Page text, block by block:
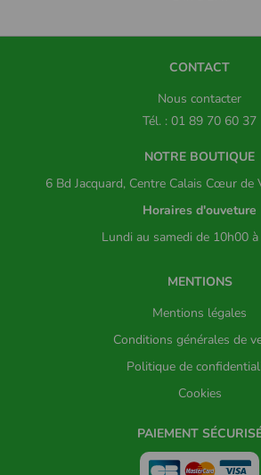
CONTACT
Nous contacter
Tél. : 01 89 70 60 37
NOTRE BOUTIQUE
6 Bd Jacquard, Centre Calais Cœur de
Horaires d'ouveture
Lundi au samedi de 10h00
MENTIONS
Mentions légales
Conditions générales de
Politique de
Cookies
PAIEMENT